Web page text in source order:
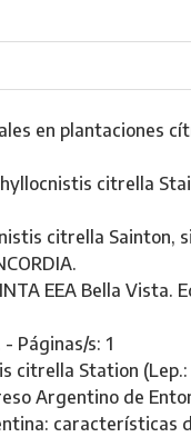
en plantaciones
citrella
citrella Sainton,
EEA Bella Vista.
Páginas/s: 1
citrella Station
Argentino de
características